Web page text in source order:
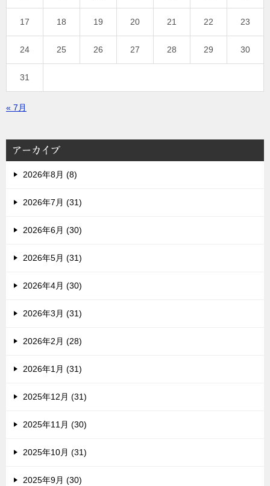
17 18 19 20 21 22 23
24 25 26 27 28 29 30
31
« 7月
アーカイブ
2026年8月 (8)
2026年7月 (31)
2026年6月 (30)
2026年5月 (31)
2026年4月 (30)
2026年3月 (31)
2026年2月 (28)
2026年1月 (31)
2025年12月 (31)
2025年11月 (30)
2025年10月 (31)
2025年9月 (30)